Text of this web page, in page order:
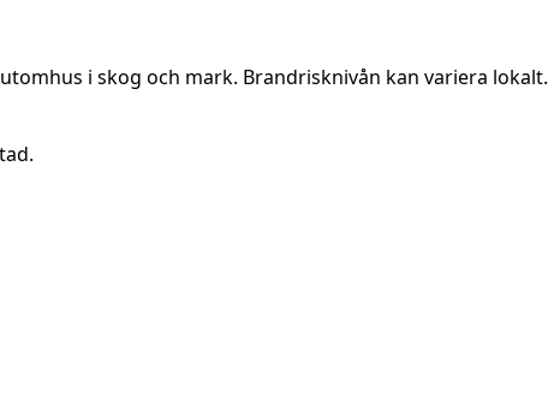
i skog och mark. Brandrisknivån kan variera lokalt.